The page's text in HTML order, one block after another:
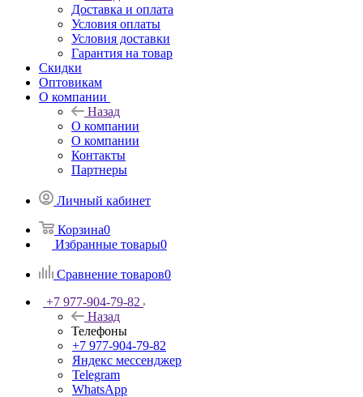
Доставка и оплата
Условия оплаты
Условия доставки
Гарантия на товар
Скидки
Оптовикам
О компании
Назад
О компании
О компании
Контакты
Партнеры
Личный кабинет
Корзина0
Избранные товары0
Сравнение товаров0
+7 977-904-79-82
Назад
Телефоны
+7 977-904-79-82
Яндекс мессенджер
Telegram
WhatsApp